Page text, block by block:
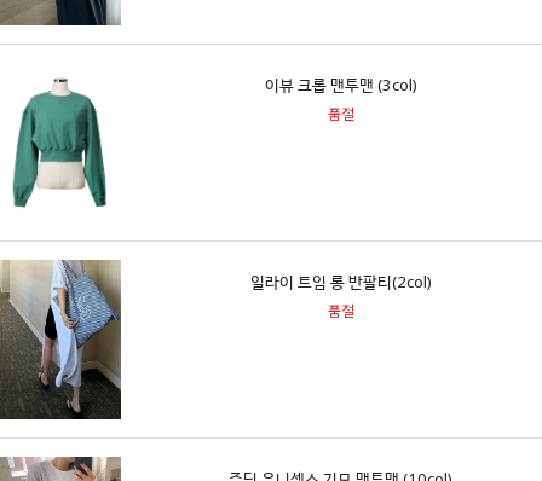
이뷰 크롭 맨투맨 (3col)
품절
일라이 트임 롱 반팔티(2col)
품절